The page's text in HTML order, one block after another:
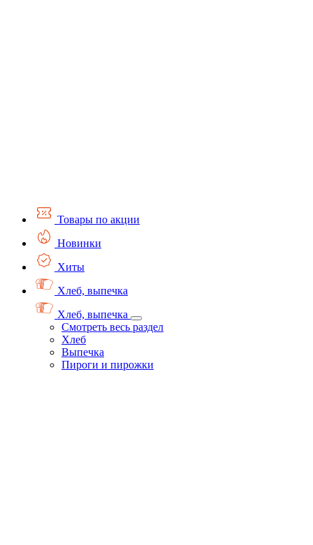
Товары по акции
Новинки
Хиты
Хлеб, выпечка
Хлеб, выпечка
Смотреть весь раздел
Хлеб
Выпечка
Пироги и пирожки